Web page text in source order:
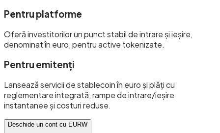
Pentru platforme
Oferă investitorilor un punct stabil de intrare și ieșire,
denominat în euro, pentru active tokenizate.
Pentru emitenți
Lansează servicii de stablecoin în euro și plăți cu
reglementare integrată, rampe de intrare/ieșire
instantanee și costuri reduse.
Deschide un cont cu EURW